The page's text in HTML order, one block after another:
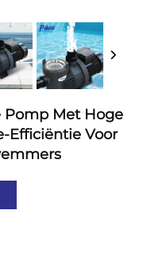
Pomp Met Hoge
Efficiëntie Voor